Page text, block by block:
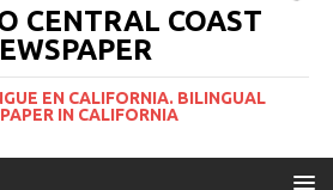
CENTRAL COAST
EN CALIFORNIA. BILINGUAL
IN CALIFORNIA